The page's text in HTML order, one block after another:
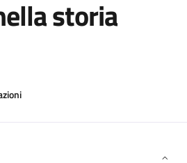
storia